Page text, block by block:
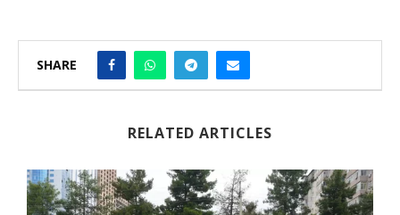
SHARE
RELATED ARTICLES